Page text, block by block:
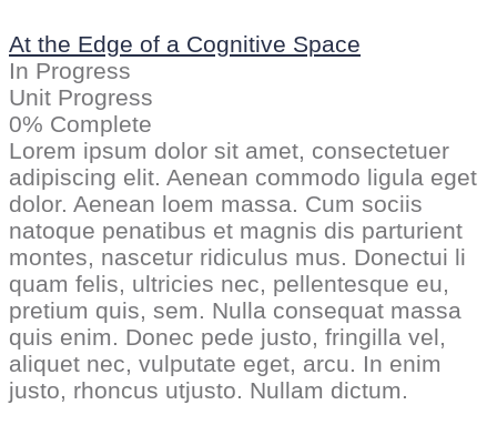
At the Edge of a Cognitive Space
In Progress
Unit Progress
0% Complete
Lorem ipsum dolor sit amet, consectetuer
adipiscing elit. Aenean commodo ligula eget
dolor. Aenean loem massa. Cum sociis
natoque penatibus et magnis dis parturient
montes, nascetur ridiculus mus. Donectui li
quam felis, ultricies nec, pellentesque eu,
pretium quis, sem. Nulla consequat massa
quis enim. Donec pede justo, fringilla vel,
aliquet nec, vulputate eget, arcu. In enim
justo, rhoncus utjusto. Nullam dictum.